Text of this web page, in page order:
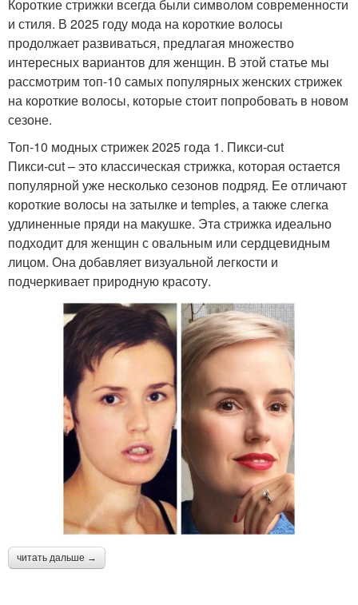
Короткие стрижки всегда были символом современности
и стиля. В 2025 году мода на короткие волосы
продолжает развиваться, предлагая множество
интересных вариантов для женщин. В этой статье мы
рассмотрим топ-10 самых популярных женских стрижек
на короткие волосы, которые стоит попробовать в новом
сезоне.
Топ-10 модных стрижек 2025 года 1. Пикси-cut
Пикси-cut – это классическая стрижка, которая остается
популярной уже несколько сезонов подряд. Ее отличают
короткие волосы на затылке и temples, а также слегка
удлиненные пряди на макушке. Эта стрижка идеально
подходит для женщин с овальным или сердцевидным
лицом. Она добавляет визуальной легкости и
подчеркивает природную красоту.
читать дальше →